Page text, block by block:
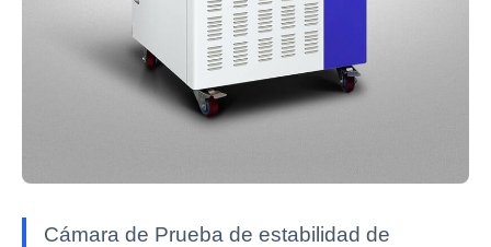
Cámara de Prueba de estabilidad de